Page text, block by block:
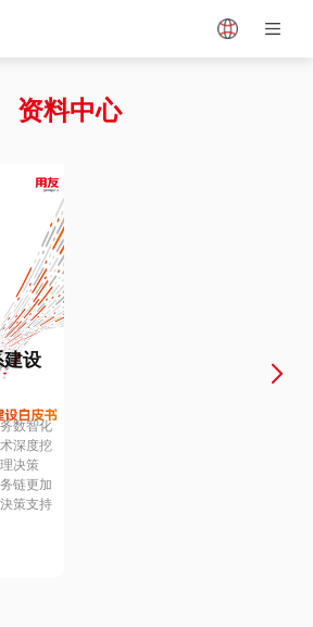
Vietnam
资料中心
建设
数智化
深度挖
决策
链更加
策支持